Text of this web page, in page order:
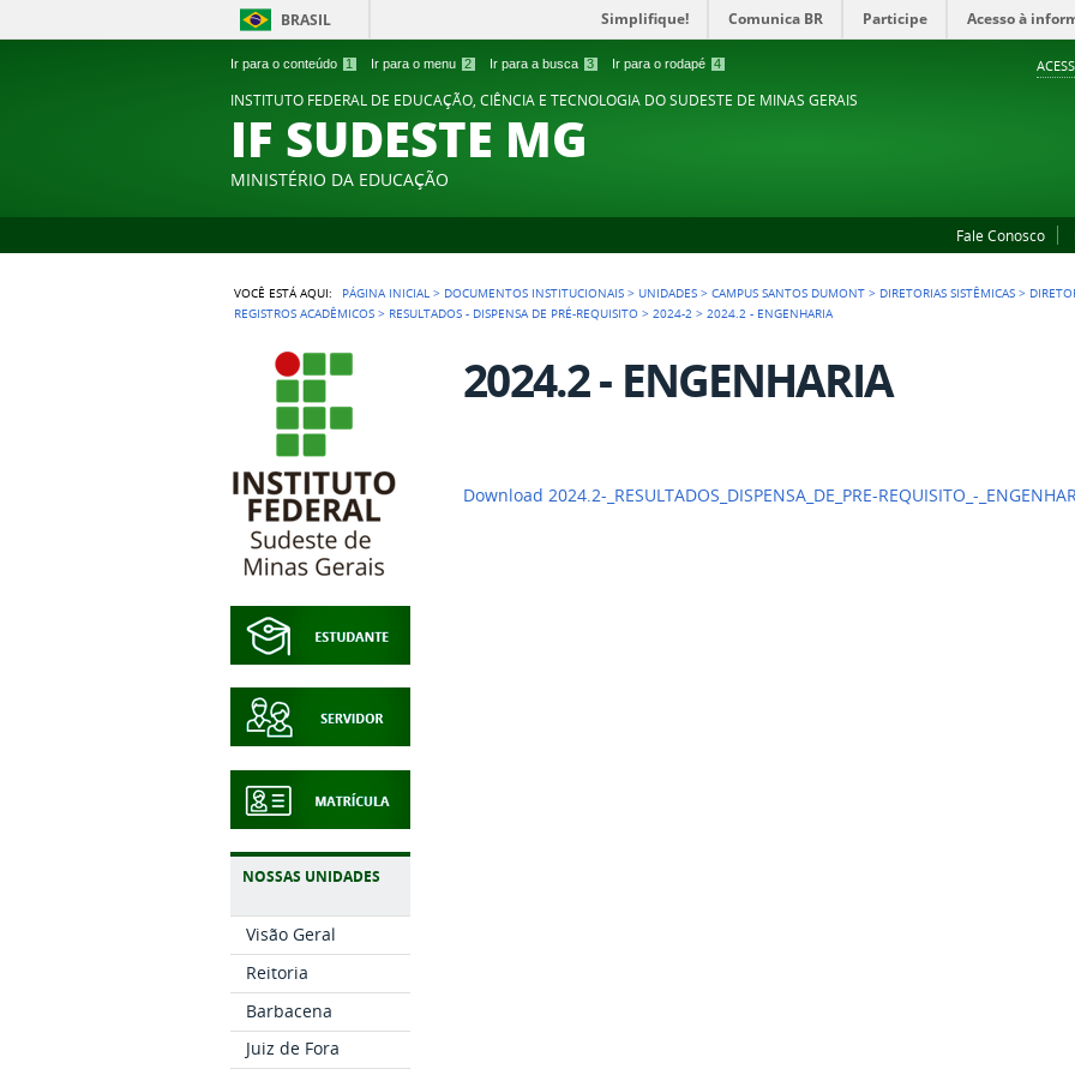
Ir para o conteúdo 1 Ir para o menu 2 Ir para a busca 3 Ir para o rodapé 4
BRASIL Simplifique! Comunica BR Participe Acesso à
INSTITUTO FEDERAL DE EDUCAÇÃO, CIÊNCIA E TECNOLOGIA DO SUDESTE DE MINAS GERAIS
IF SUDESTE MG
MINISTÉRIO DA EDUCAÇÃO
Fale Conosco
VOCÊ ESTÁ AQUI: PÁGINA INICIAL > DOCUMENTOS INSTITUCIONAIS > UNIDADES >CAMPUS SANTOS DUMONT > DIRETORIAS SISTÊMICAS >
REGISTROS ACADÊMICOS > RESULTADOS - DISPENSA DE PRÉ-REQUISITO >2024-2 >2024.2 - ENGENHARIA
NOSSAS UNIDADES
Visão Geral
Reitoria
Barbacena
Juiz de Fora
2024.2 - ENGENHARIA
Download 2024.2-_RESULTADOS_DISPENSA_DE_PRE-REQUISITO_-